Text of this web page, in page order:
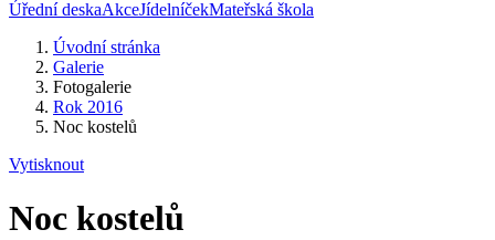
Úřední deskaAkceJídelníčekMateřská škola
Úvodní stránka
Galerie
Fotogalerie
Rok 2016
Noc kostelů
Vytisknout
Noc kostelů